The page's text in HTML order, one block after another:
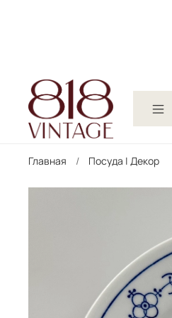
Главная Посуда | Декор